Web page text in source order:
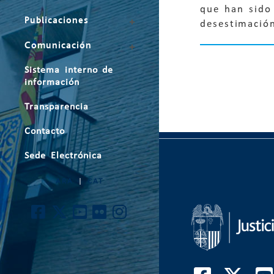
Publicaciones
Comunicación
Sistema interno de
información
Transparencia
Contacto
Sede Electrónica
ARA CAT
que han